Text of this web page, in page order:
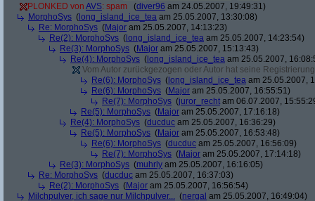
PLONKED von AVS: spam (diver96 am 24.05.2007, 19:49:31)
MorphoSys ( long_island_ice_tea am 25.05.2007, 13:30:08)
Re: MorphoSys (Major am 25.05.2007, 14:13:23)
Re(2): MorphoSys ( long_island_ice_tea am 25.05.2007, 14:23:54)
Re(3): MorphoSys (Major am 25.05.2007, 15:13:43)
Re(4): MorphoSys ( long_island_ice_tea am 25.05.2007,
Vom Autor zurückgezogen oder Autor hat seine
Re(6): MorphoSys ( long_island_ice_tea am 25.05.2007,
Re(6): MorphoSys (Major am 25.05.2007, 16:55:51)
Re(7): MorphoSys (juror_recht am 06.07.2007,
Re(5): MorphoSys (Major am 25.05.2007, 17:16:18)
Re(4): MorphoSys (ducduc am 25.05.2007, 16:36:29)
Re(5): MorphoSys (Major am 25.05.2007, 16:53:48)
Re(6): MorphoSys (ducduc am 25.05.2007, 16:56:09)
Re(7): MorphoSys (Major am 25.05.2007, 17:14:18)
Re(3): MorphoSys (muhrly am 25.05.2007, 16:16:05)
Re: MorphoSys (ducduc am 25.05.2007, 16:37:03)
Re(2): MorphoSys (Major am 25.05.2007, 16:56:54)
Milchpulver, ich sage nur Milchpulver... (nergal am 25.05.2007, 16:49:04)